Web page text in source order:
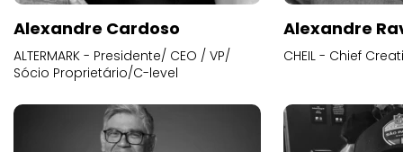
Alexandre Cardoso
ALTERMARK - Presidente/ CEO / VP/
Sócio Proprietário/C-level
Alexandre
CHEIL - Chief